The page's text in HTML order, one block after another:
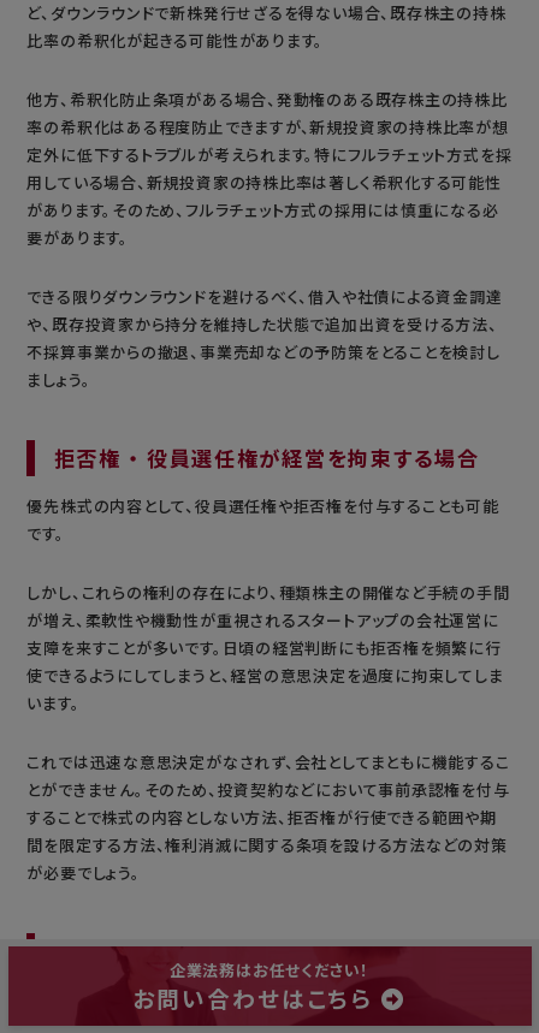
ど、ダウンラウンドで新株発行せざるを得ない場合、既存株主の持株
比率の希釈化が起きる可能性があります。
他方、希釈化防止条項がある場合、発動権のある既存株主の持株比
率の希釈化はある程度防止できますが、新規投資家の持株比率が想
定外に低下するトラブルが考えられます。特にフルラチェット方式を採
用している場合、新規投資家の持株比率は著しく希釈化する可能性
があります。そのため、フルラチェット方式の採用には慎重になる必
要があります。
できる限りダウンラウンドを避けるべく、借入や社債による資金調達
や、既存投資家から持分を維持した状態で追加出資を受ける方法、
不採算事業からの撤退、事業売却などの予防策をとることを検討し
ましょう。
拒否権 ・ 役員選任権が経営を拘束する場合
優先株式の内容として、役員選任権や拒否権を付与することも可能
です。
しかし、これらの権利の存在により、種類株主の開催など手続の手間
が増え、柔軟性や機動性が重視されるスタートアップの会社運営に
支障を来すことが多いです。日頃の経営判断にも拒否権を頻繁に行
使できるようにしてしまうと、経営の意思決定を過度に拘束してしま
います。
これでは迅速な意思決定がなされず、会社としてまともに機能するこ
とができません。そのため、投資契約などにおいて事前承認権を付与
することで株式の内容としない方法、拒否権が行使できる範囲や期
間を限定する方法、権利消滅に関する条項を設ける方法などの対策
が必要でしょう。
IPO直前で条件調整が必要になる場合
IPO直前で条件調整が必要になる場合があります。取得条項や転換
条件、定款などについて変更や調整が必要になるなどです。
企業法務はお任せください！
お問い合わせはこちら